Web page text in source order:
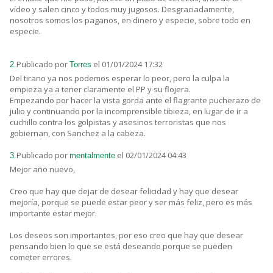
vídeo y salen cinco y todos muy jugosos. Desgraciadamente,
nosotros somos los paganos, en dinero y especie, sobre todo en
especie.
2.Publicado por Torres el 01/01/2024 17:32
Del tirano ya nos podemos esperar lo peor, pero la culpa la
empieza ya a tener claramente el PP y su flojera.
Empezando por hacer la vista gorda ante el flagrante pucherazo de
julio y continuando por la incomprensible tibieza, en lugar de ir a
cuchillo contra los golpistas y asesinos terroristas que nos
gobiernan, con Sanchez a la cabeza.
3.Publicado por mentalmente el 02/01/2024 04:43
Mejor año nuevo,
Creo que hay que dejar de desear felicidad y hay que desear
mejoría, porque se puede estar peor y ser más feliz, pero es más
importante estar mejor.
Los deseos son importantes, por eso creo que hay que desear
pensando bien lo que se está deseando porque se pueden
cometer errores.